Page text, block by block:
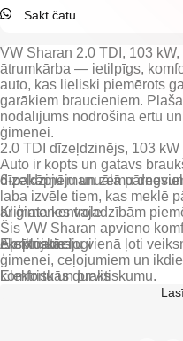
Sākt čatu
VW Sharan 2.0 TDI, 103
ātrumkārba — ietilpīgs,
auto, kas lieliski piemērots
garākiem braucieniem.
nodalījums nodrošina ērtu
ģimenei.
Auto ir kopts un gatavs
dīzeļdzinēju un zemu
laba izvēle tiem, kas meklē
ar ģimenes vajadzībām
2.0 TDI dīzeļdzinējs, 103 kW
6-pakāpju manuālā
Klimata kontrole
Elektriskie logi
Elektriskās durvis
Šis VW Sharan apvieno
ekspluatāciju vienā ļoti
ģimenei, ceļojumiem un
komfortu un praktiskumu.